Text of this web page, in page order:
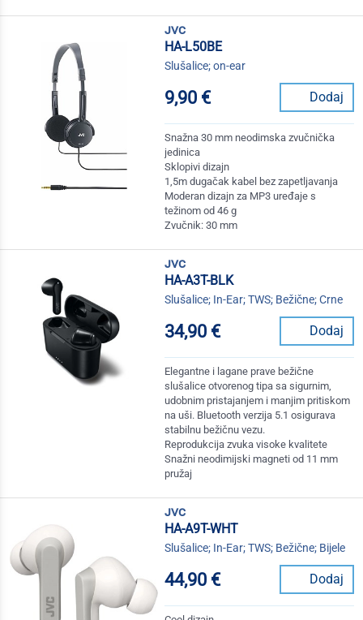
jvc
HA-L50BE
Slušalice; on-ear
9,90 € Dodaj
Snažna 30 mm neodimska zvučnička
jedinica
Sklopivi dizajn
1,5m dugačak kabel bez zapetljavanja
Moderan dizajn za MP3 uređaje s
težinom od 46 g
Zvučnik: 30 mm
jvc
HA-A3T-BLK
Slušalice; In-Ear; TWS; Bežične; Crne
34,90 € Dodaj
Elegantne i lagane prave bežične
slušalice otvorenog tipa sa sigurnim,
udobnim pristajanjem i manjim pritiskom
na uši. Bluetooth verzija 5.1 osigurava
stabilnu bežičnu vezu.
Reprodukcija zvuka visoke kvalitete
Snažni neodimijski magneti od 11 mm
pružaj
jvc
HA-A9T-WHT
Slušalice; In-Ear; TWS; Bežične; Bijele
44,90 € Dodaj